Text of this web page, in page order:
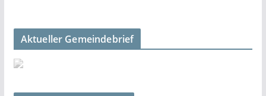
Aktueller Gemeindebrief